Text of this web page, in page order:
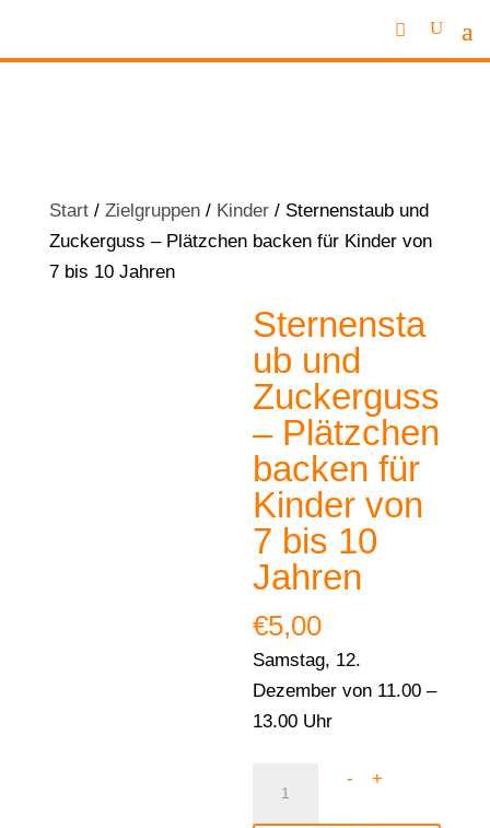
Start/ Zielgruppen/ Kinder/ Sternenstaub und
Zuckerguss – Plätzchen backen für Kinder von
7 bis 10 Jahren
Sternensta
ub und
Zuckerguss
– Plätzchen
backen für
Kinder von
7 bis 10
Jahren
€5,00
Samstag, 12.
Dezember von 11.00 –
13.00 Uhr
Sternenstaub
- +